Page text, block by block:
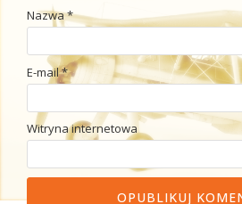
Nazwa*
E-mail*
Witryna internetowa